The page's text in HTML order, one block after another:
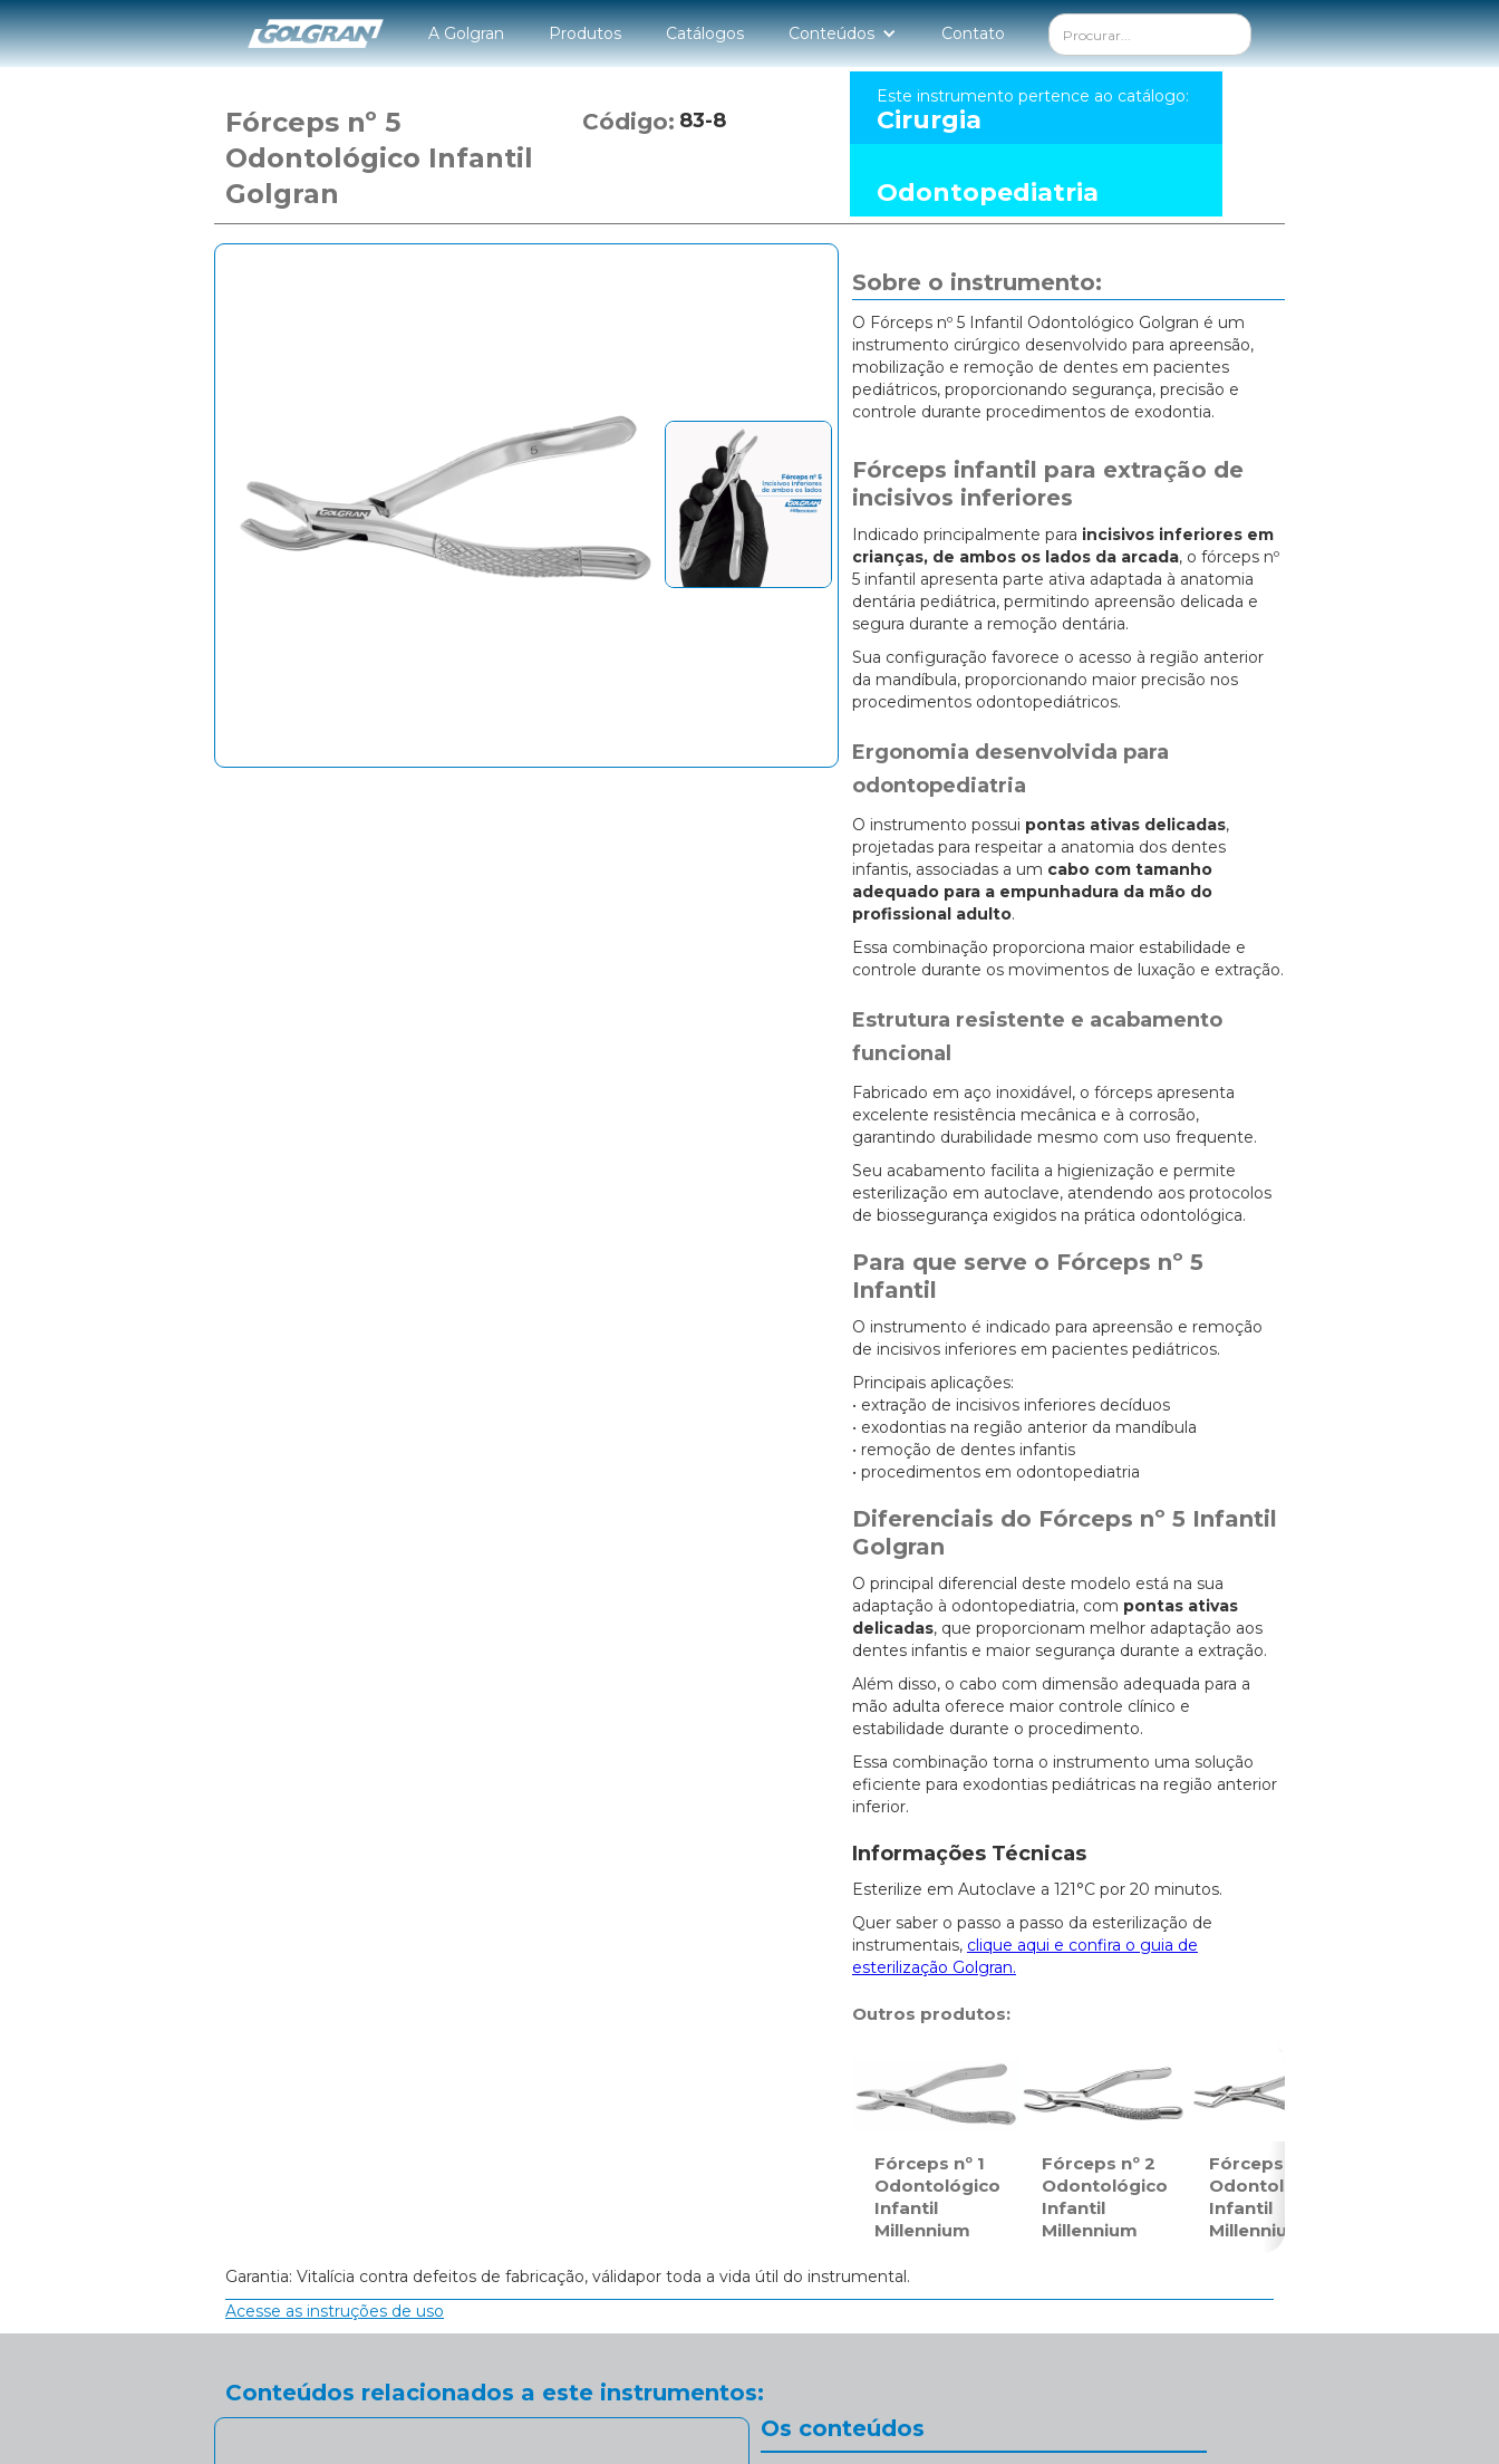
A Golgran Produtos Catálogos Conteúdos Contato
Fórceps nº 5
Odontológico Infantil
Golgran
Código: 83-8
Este instrumento pertence ao catálogo:
Cirurgia
Odontopediatria
Sobre o instrumento:
O Fórceps nº 5 Infantil Odontológico Golgran é um
instrumento cirúrgico desenvolvido para apreensão,
mobilização e remoção de dentes em pacientes
pediátricos, proporcionando segurança, precisão e
controle durante procedimentos de exodontia.
Fórceps infantil para extração de
incisivos inferiores
Indicado principalmente para incisivos inferiores em
crianças, de ambos os lados da arcada, o fórceps nº
5 infantil apresenta parte ativa adaptada à anatomia
dentária pediátrica, permitindo apreensão delicada e
segura durante a remoção dentária.
Sua configuração favorece o acesso à região anterior
da mandíbula, proporcionando maior precisão nos
procedimentos odontopediátricos.
Ergonomia desenvolvida para
odontopediatria
O instrumento possui pontas ativas delicadas,
projetadas para respeitar a anatomia dos dentes
infantis, associadas a um cabo com tamanho
adequado para a empunhadura da mão do
profissional adulto.
Essa combinação proporciona maior estabilidade e
controle durante os movimentos de luxação e extração.
Estrutura resistente e acabamento
funcional
Fabricado em aço inoxidável, o fórceps apresenta
excelente resistência mecânica e à corrosão,
garantindo durabilidade mesmo com uso frequente.
Seu acabamento facilita a higienização e permite
esterilização em autoclave, atendendo aos protocolos
de biossegurança exigidos na prática odontológica.
Para que serve o Fórceps nº 5
Infantil
O instrumento é indicado para apreensão e remoção
de incisivos inferiores em pacientes pediátricos.
Principais aplicações:
• extração de incisivos inferiores decíduos
• exodontias na região anterior da mandíbula
• remoção de dentes infantis
• procedimentos em odontopediatria
Diferenciais do Fórceps nº 5 Infantil
Golgran
O principal diferencial deste modelo está na sua
adaptação à odontopediatria, com pontas ativas
delicadas, que proporcionam melhor adaptação aos
dentes infantis e maior segurança durante a extração.
Além disso, o cabo com dimensão adequada para a
mão adulta oferece maior controle clínico e
estabilidade durante o procedimento.
Essa combinação torna o instrumento uma solução
eficiente para exodontias pediátricas na região anterior
inferior.
Informações Técnicas
Esterilize em Autoclave a 121°C por 20 minutos.
Quer saber o passo a passo da esterilização de
instrumentais, clique aqui e confira o guia de
esterilização Golgran.
Outros produtos:
Fórceps nº 1
Odontológico
Infantil
Millennium
Fórceps nº 2
Odontológico
Infantil
Millennium
Fórceps nº 3
Odontológico
Infantil
Millennium
Garantia: Vitalícia contra defeitos de fabricação, válidapor toda a vida útil do instrumental.
Acesse as instruções de uso
Conteúdos relacionados a este instrumentos:
Os conteúdos